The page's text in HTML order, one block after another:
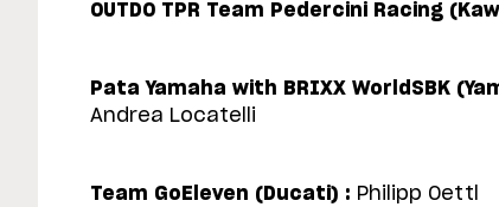
OUTDO TPR Team Pedercini Racing
Pata Yamaha with BRIXX WorldSBK
Andrea Locatelli
Team GoEleven (Ducati) : Philipp Oettl